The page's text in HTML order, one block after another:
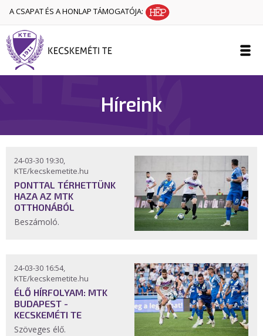
A CSAPAT ÉS A HONLAP TÁMOGATÓJA:
Híreink
24-03-30 19:30,
KTE/kecskemetite.hu
PONTTAL TÉRHETTÜNK
HAZA AZ MTK
OTTHONÁBÓL
Beszámoló.
24-03-30 16:54,
KTE/kecskemetite.hu
ÉLŐ HÍRFOLYAM: MTK
BUDAPEST -
KECSKEMÉTI TE
Szöveges élő.